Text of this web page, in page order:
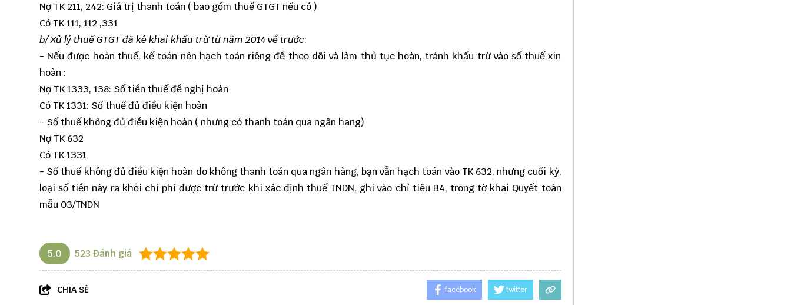
Nợ TK 211, 242: Giá trị thanh toán ( bao gồm thuế GTGT nếu có )
Có TK 111, 112 ,331
b/ Xử lý thuế GTGT đã kê khai khấu trừ từ năm 2014 về trước:
- Nếu được hoàn thuế, kế toán nên hạch toán riêng để theo dõi và làm thủ tục hoàn, tránh khấu trừ vào số thuế xin
hoàn :
Nợ TK 1333, 138: Số tiền thuế đề nghị hoàn
Có TK 1331: Số thuế đủ điều kiện hoàn
- Số thuế không đủ điều kiện hoàn ( nhưng có thanh toán qua ngân hang)
Nợ TK 632
Có TK 1331
- Số thuế không đủ điều kiện hoàn do không thanh toán qua ngân hàng, bạn vẫn hạch toán vào TK 632, nhưng cuối kỳ,
loại số tiền này ra khỏi chi phí được trừ trước khi xác định thuế TNDN, ghi vào chỉ tiêu B4, trong tờ khai Quyết toán
mẫu 03/TNDN
5.0 523 Đánh giá
CHIA SẺ facebook twitter